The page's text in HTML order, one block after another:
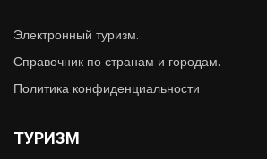
Электронный туризм.
Справочник по странам и городам.
Политика конфиденциальности
ТУРИЗМ